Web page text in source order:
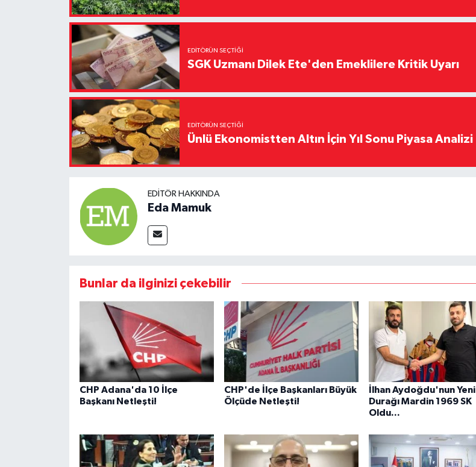
EDITÖRÜN SEÇTIĞI
SGK Uzmanı Dilek Ete'den Emeklilere Kritik Uyarı
EDITÖRÜN SEÇTIĞI
Ünlü Ekonomistten Altın İçin Yıl Sonu Piyasa Analizi
EDITÖR HAKKINDA
Eda Mamuk
Bunlar da ilginizi çekebilir
CHP Adana'da 10 İlçe
Başkanı Netleşti!
CHP'de İlçe Başkanları Büyük
Ölçüde Netleşti!
İlhan Aydoğdu'nun Yeni
Durağı Mardin 1969 SK
Oldu...